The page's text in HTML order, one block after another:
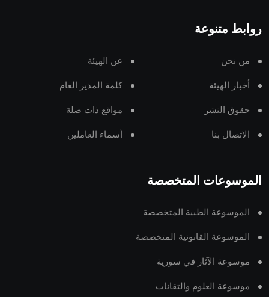
روابط متنوعة
من نحن عن الهيئة
أخبار الهيئة كلمة المدير العام
حقوق النشر مواقع ذات صلة
الاتصال بنا أسماء العاملين
الموسوعات المتخصصة
الموسوعة الطبية المتخصصة
الموسوعة القانونية المتخصصة
موسوعة الآثار في سورية
موسوعة العلوم والتقانات